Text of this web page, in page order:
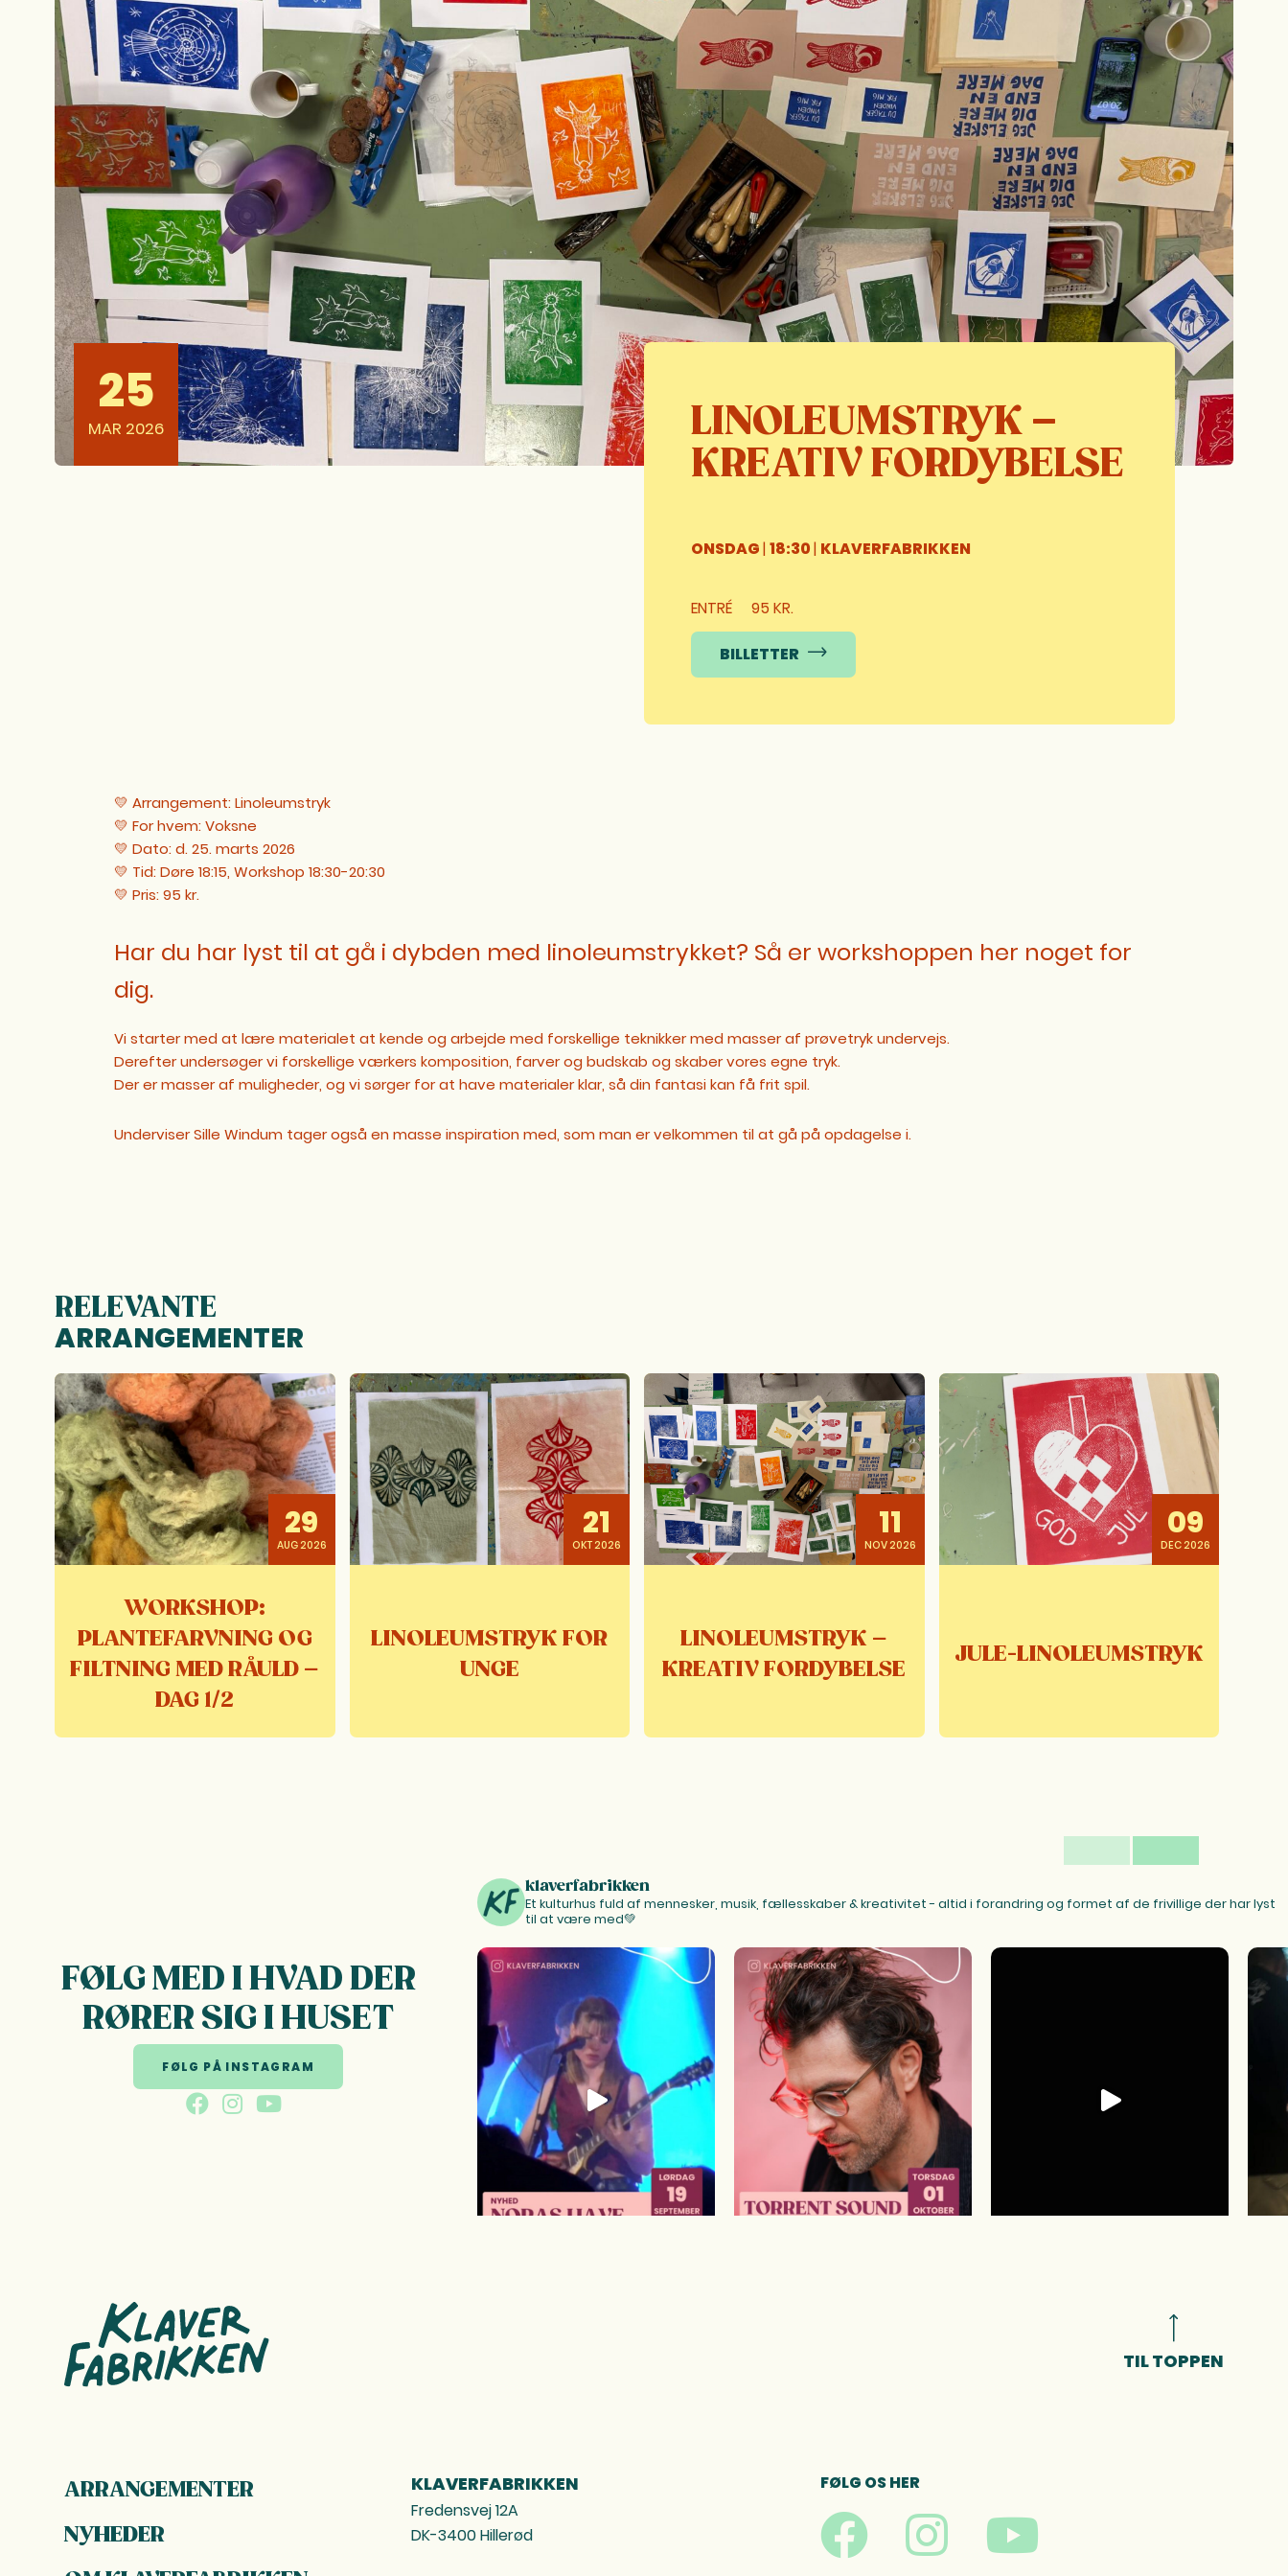
25
MAR 2026
LINOLEUMSTRYK –
KREATIV FORDYBELSE
ONSDAG|18:30| KLAVERFABRIKKEN
ENTRÉ 95 KR.
BILLETTER
💛 Arrangement: Linoleumstryk
💛 For hvem: Voksne
💛 Dato: d. 25. marts 2026
💛 Tid: Døre 18:15, Workshop 18:30-20:30
💛 Pris: 95 kr.
Har du har lyst til at gå i dybden med linoleumstrykket? Så er workshoppen her noget for
dig.
Vi starter med at lære materialet at kende og arbejde med forskellige teknikker med masser af prøvetryk undervejs.
Derefter undersøger vi forskellige værkers komposition, farver og budskab og skaber vores egne tryk.
Der er masser af muligheder, og vi sørger for at have materialer klar, så din fantasi kan få frit spil.
Underviser Sille Windum tager også en masse inspiration med, som man er velkommen til at gå på opdagelse i.
RELEVANTE
ARRANGEMENTER
29
AUG 2026
WORKSHOP:
PLANTEFARVNING OG
FILTNING MED RÅULD –
DAG 1/2
21
OKT 2026
LINOLEUMSTRYK FOR
UNGE
11
NOV 2026
LINOLEUMSTRYK –
KREATIV FORDYBELSE
09
DEC 2026
JULE-LINOLEUMSTRYK
FØLG MED I HVAD DER
RØRER SIG I HUSET
FØLG PÅ INSTAGRAM
klaverfabrikken
Et kulturhus fuld af mennesker, musik, fællesskaber & kreativitet - altid i forandring og formet af de frivillige der har lyst
til at være med💚
TIL TOPPEN
ARRANGEMENTER
NYHEDER
KLAVERFABRIKKEN
Fredensvej 12A
DK-3400 Hillerød
FØLG OS HER